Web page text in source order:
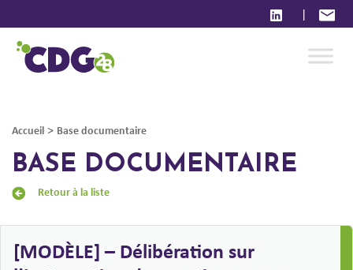
|
Accueil > Base documentaire
BASE DOCUMENTAIRE
Retour à la liste
[MODÈLE] – Délibération sur